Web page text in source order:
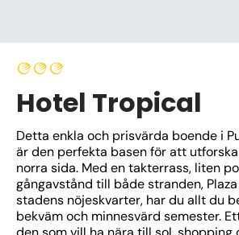
Hotel Tropical
Detta enkla och prisvärda boende i
är den perfekta basen för att
norra sida. Med en takterrass, liten
gångavstånd till både stranden,
stadens nöjeskvarter, har du allt du
bekväm och minnesvärd semester.